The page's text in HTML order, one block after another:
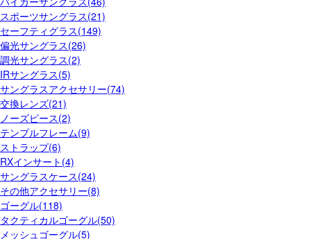
スポーツサングラス(21)
セーフティグラス(149)
偏光サングラス(26)
調光サングラス(2)
IRサングラス(5)
サングラスアクセサリー(74)
交換レンズ(21)
ノーズピース(2)
テンプルフレーム(9)
ストラップ(6)
RXインサート(4)
サングラスケース(24)
その他アクセサリー(8)
ゴーグル(118)
タクティカルゴーグル(50)
メッシュゴーグル(5)